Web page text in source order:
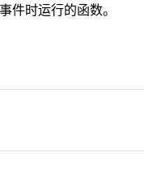
件时运行的函数。